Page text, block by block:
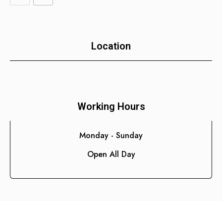
Educación
Bienes Raíces
Manufactura y Producción
Comunicación y Entretenimiento
Location
Working Hours
Monday - Sunday
Open All Day